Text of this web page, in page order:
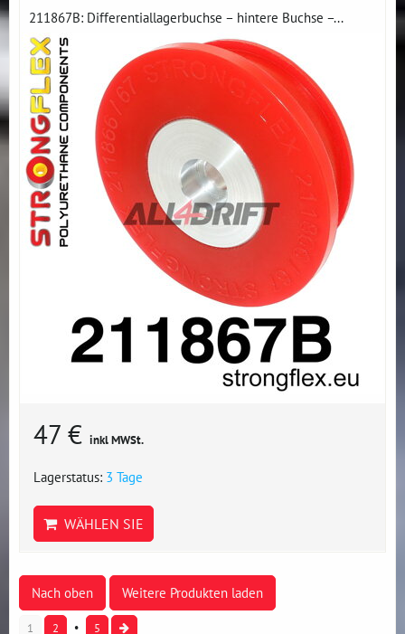
211867B: Differentiallagerbuchse – hintere Buchse –...
47 € inkl MWSt.
Lagerstatus: 3 Tage
WÄHLEN SIE
Nach oben Weitere Produkten laden
1 2 5